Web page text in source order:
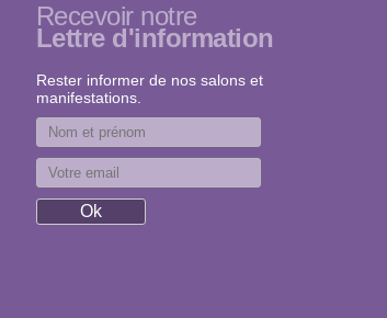
Recevoir notre
Lettre d'information
Rester informer de nos salons et
manifestations.